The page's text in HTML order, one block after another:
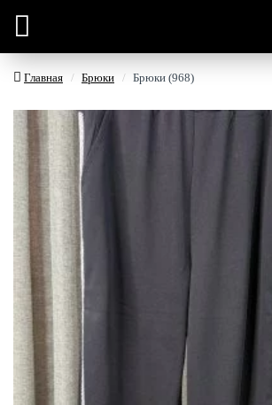
Главная Брюки Брюки (968)